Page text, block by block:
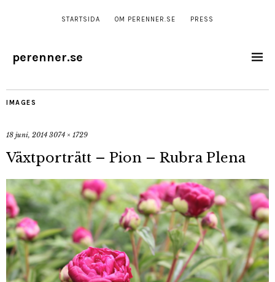
STARTSIDA OM PERENNER.SE PRESS
perenner.se
IMAGES
18 juni, 2014 3074 × 1729
Växtporträtt – Pion – Rubra Plena